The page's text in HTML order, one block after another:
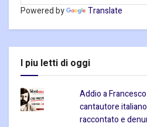
Powered by Translate
I piu letti di oggi
Addio a
cantautore
raccontato e